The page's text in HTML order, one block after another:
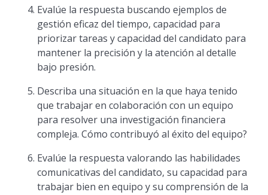
Evalúe la respuesta buscando ejemplos de
gestión eficaz del tiempo, capacidad para
priorizar tareas y capacidad del candidato para
mantener la precisión y la atención al detalle
bajo presión.
Describa una situación en la que haya tenido
que trabajar en colaboración con un equipo
para resolver una investigación financiera
compleja. Cómo contribuyó al éxito del equipo?
Evalúe la respuesta valorando las habilidades
comunicativas del candidato, su capacidad para
trabajar bien en equipo y su comprensión de la